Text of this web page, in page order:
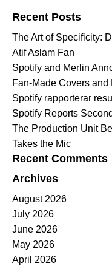
Recent Posts
The Art of Specificity:
Atif Aslam Fan
Spotify and Merlin
Fan-Made Covers and
Spotify rapporterar
Spotify Reports
The Production Unit
Takes the Mic
Recent Comments
Archives
August 2026
July 2026
June 2026
May 2026
April 2026